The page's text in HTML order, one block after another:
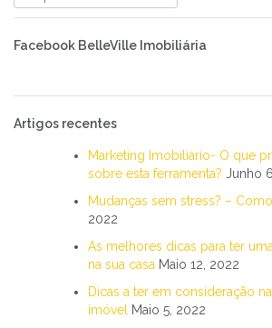
por:
Facebook BelleVille Imobiliária
Artigos recentes
Marketing Imobiliário- O que
sobre esta ferramenta? Junho
Mudanças sem stress? –
2022
As melhores dicas para ter
na sua casa Maio 12, 2022
Dicas a ter em consideração
imóvel
Maio 5, 2022